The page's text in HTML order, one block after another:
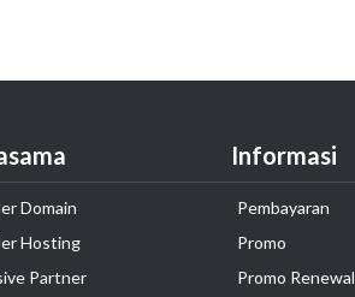
Domain
Hosting
Partner
Informasi
Pembayaran
Promo
Promo Renewal